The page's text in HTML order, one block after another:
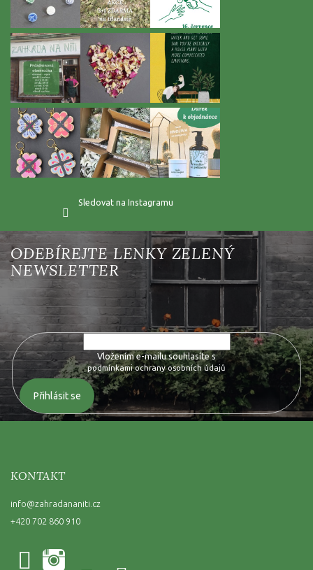
Sledovat na Instagramu
Vložte svůj e-mail a my vám budeme zasílat informace o nových
produktech na našem e-shopu.
Vložením e-mailu souhlasíte s
podmínkami ochrany osobních údajů
Přihlásit se
KONTAKT
info@zahradananiti.cz
+420 702 860 910